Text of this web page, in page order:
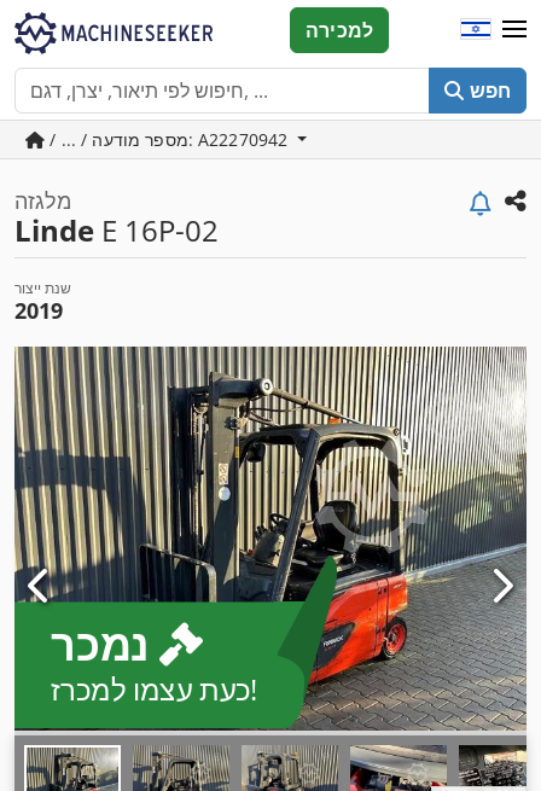
חפש
למכירה
/ ... / מספר מודעה: A22270942
מלגזה
Linde E 16P-02
שנת ייצור
2019
כעת עצמו למכרז!